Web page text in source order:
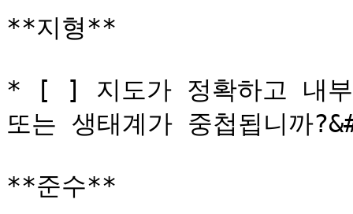
**지형**
* [ ] 지도가 정확하고 내부
또는 생태계가 중첩됩니까
**준수**